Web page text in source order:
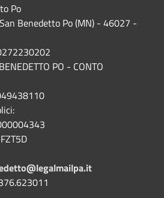
Po
Benedetto Po (MN) - 46027 -
PO - CONTO